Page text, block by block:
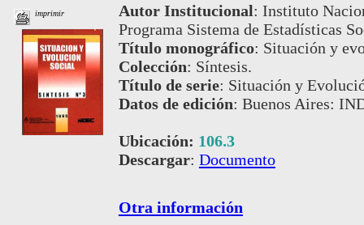
imprimir Autor Institucional: Instituto
Programa Sistema de Estadísticas
Título monográfico: Situación y
Colección: Síntesis.
Título de serie: Situación y
Datos de edición: Buenos Aires:
Ubicación: 106.3
Descargar: Documento
Otra información